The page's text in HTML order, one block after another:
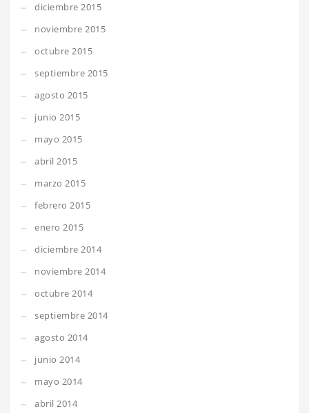
diciembre 2015
noviembre 2015
octubre 2015
septiembre 2015
agosto 2015
junio 2015
mayo 2015
abril 2015
marzo 2015
febrero 2015
enero 2015
diciembre 2014
noviembre 2014
octubre 2014
septiembre 2014
agosto 2014
junio 2014
mayo 2014
abril 2014